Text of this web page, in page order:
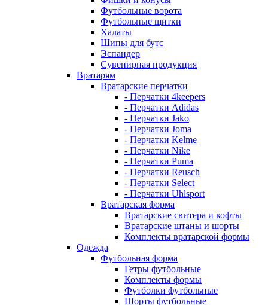
Футбольные ворота
Футбольные щитки
Халаты
Шипы для бутс
Эспандер
Сувенирная продукция
Вратарям
Вратарские перчатки
- Перчатки 4keepers
- Перчатки Adidas
- Перчатки Jako
- Перчатки Joma
- Перчатки Kelme
- Перчатки Nike
- Перчатки Puma
- Перчатки Reusch
- Перчатки Select
- Перчатки Uhlsport
Вратарская форма
Вратарские свитера и кофты
Вратарские штаны и шорты
Комплекты вратарской формы
Одежда
Футбольная форма
Гетры футбольные
Комплекты формы
Футболки футбольные
Шорты футбольные